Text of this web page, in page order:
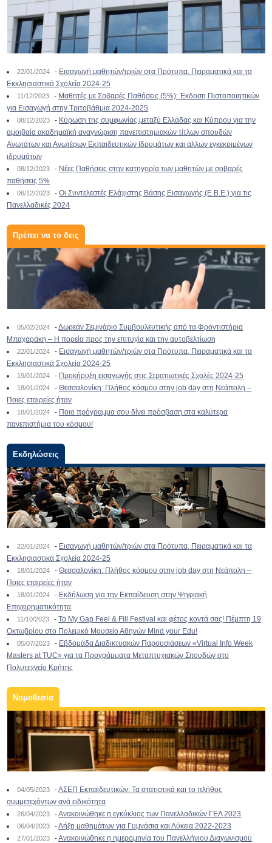
22/01/2024 - Εισαγωγή μαθητών/τριών στα Πρότυπα, Πειραματικά και τα
Εκκλησιαστικά Σχολεία 2024-25
11/12/2023 - Μαθητές με Σοβαρές Παθήσεις (5%): Έκδοση Πιστοποιητικών
για Εισαγωγή στην Τριτοβάθμια 2024-2025
08/12/2023 - Κύρωση της συμφωνίας μεταξύ Ελλάδας και Κύπρου για την
αμοιβαία ακαδημαϊκή αναγνώριση πανεπιστημιακών τίτλων σπουδών
Ανωτάτων και Ανωτέρων Εκπαιδευτικών Ιδρυμάτων και άλλων εγκεκριμένων
ιδρυμάτων
08/12/2023 - Νέες Παθήσεις στην κατηγορία των μαθητών με σοβαρές
παθήσεις 5%
06/12/2023 -Οι Συντελεστές Ελάχιστης Βάσης Εισαγωγής (Ε.Β.Ε.) για τις
Πανελλαδικές 2024
Πρέπει να το δεις
05/02/2024 -Δωρεάν Σεμινάριο Συμβουλευτικής από τα Φροντιστήρια
Μπαχαράκη – Η πορεία προς την επιτυχία και την αυτοβελτίωση
22/01/2024 - Εισαγωγή μαθητών/τριών στα Πρότυπα, Πειραματικά και τα
Εκκλησιαστικά Σχολεία 2024-25
19/01/2024 - Προκήρυξη εισαγωγής στις Στρατιωτικές Σχολές 2024-25
18/01/2024 -Θεσσαλονίκη: Πλήθος κόσμου στην job day στη Νεάπολη –
Ποιες εταιρείες ήταν
18/01/2024 - Ποιο πρόγραμμα σου δίνει πρόσβαση στα καλύτερα
πανεπιστήμια του κόσμου!
Εκδηλώσεις
22/01/2024 - Εισαγωγή μαθητών/τριών στα Πρότυπα, Πειραματικά και τα
Εκκλησιαστικά Σχολεία 2024-25
18/01/2024 -Θεσσαλονίκη: Πλήθος κόσμου στην job day στη Νεάπολη –
Ποιες εταιρείες ήταν
18/01/2024 - Εκδήλωση για την Εκπαίδευση στην Ψηφιακή
Επιχειρηματικότητα
11/10/2023 -To My Gap Feel & Fill Festival και φέτος κοντά σας! Πέμπτη 19
Οκτωβρίου στο Πολεμικό Μουσείο Αθηνών Mind your Edu!
05/07/2023 - Εβδομάδα Διαδικτυακών Παρουσιάσεων «Virtual Info Week
Masters at TUC» για τα Προγράμματα Μεταπτυχιακών Σπουδών στο
Πολυτεχνείο Κρήτης
Νομοθεσία
04/05/2023 -ΑΣΕΠ Εκπαιδευτικών: Τα στατιστικά και το πλήθος
συμμετεχόντων ανά ειδικότητα
26/04/2023 -Ανακοινώθηκε η εγκύκλιος των Πανελλαδικών ΓΕΛ 2023
06/04/2023 -Λήξη μαθημάτων για Γυμνάσια και Λύκεια 2022-2023
27/01/2023 -Ανακοινώθηκε η ημερομηνία του Πανελλήνιου Διαγωνισμού